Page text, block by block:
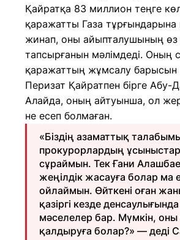
Қайратқа 83 миллион теңге
қаражатты Газа тұрғындарына
жинап, оны айыпталушының өз
тапсырғанын мәлімдеді. Оның
қаражаттың жұмсалу барысын
Перизат Қайратпен бірге Абу-
Алайда, оның айтуынша, ол
не есеп болмаған.
«Біздің азаматтық
прокурорлардың
сұраймын. Тек Ғани
жеңілдік жасауға болар ма
ойлаймын. Өйткені оған
қазіргі кезде
мәселелер бар. Мүмкін,
қалдыруға болар?» — деді